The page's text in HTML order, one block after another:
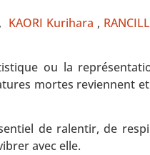
, KAORI Kurihara ,
ou la
mortes reviennent
de ralentir, de
avec elle.